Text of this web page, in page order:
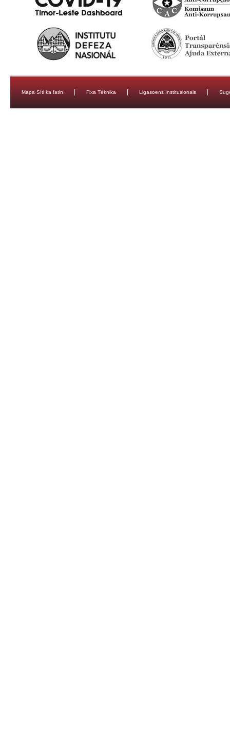
Mapa Síti ka fatin Fixa Téknika Ligasoens Institusionais